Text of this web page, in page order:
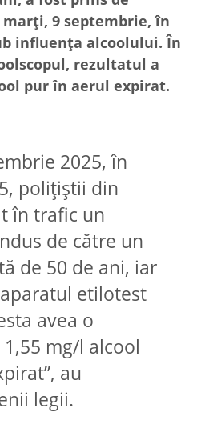
9 septembrie, în
influența alcoolului. În
rezultatul a
pur în aerul expirat.
2025, în
polițiștii din
în trafic un
de către un
de 50 de ani, iar
etilotest
avea o
mg/l alcool
”, au
legii.